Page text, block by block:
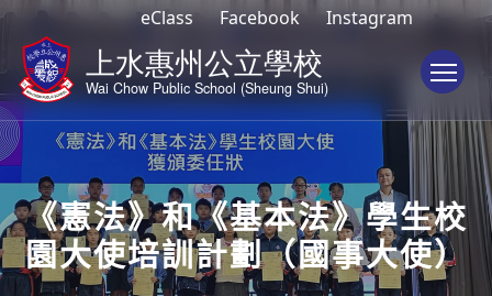
eClass Facebook Instagram
《憲法》和《基本法》學生校
園大使培訓計劃（國事大使）